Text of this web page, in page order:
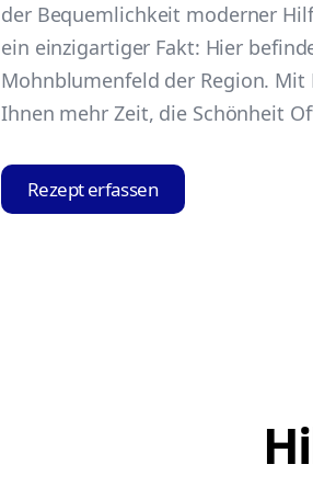
der Bequemlichkeit moderner
ein einzigartiger Fakt: Hier
Mohnblumenfeld der Region.
Ihnen mehr Zeit, die Schönheit
Rezept erfassen